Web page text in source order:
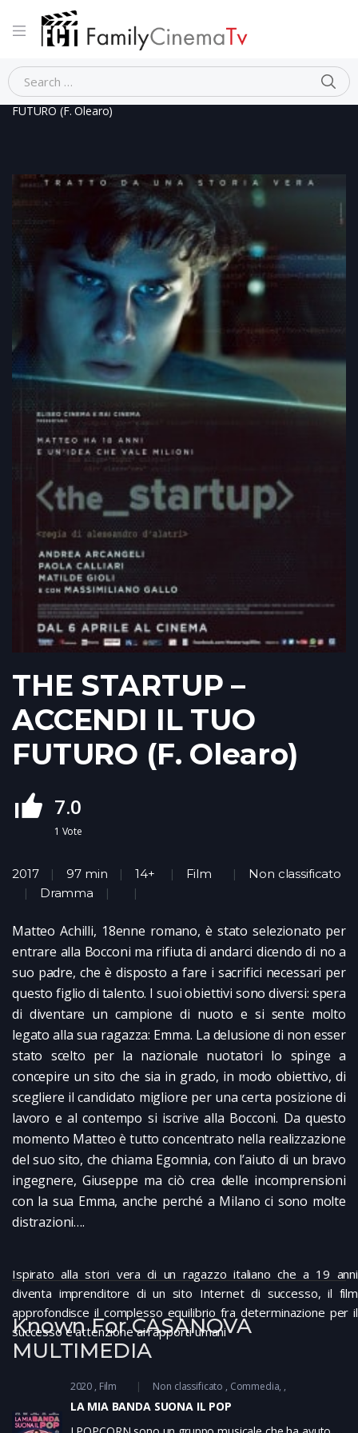
Home Dramma
FUTURO (F. Olearo)
THE STARTUP –
ACCENDI IL TUO
FUTURO (F. Olearo)
7.0
1 Vote
2017 97 min 14+ Film
Non classificato
Dramma
Matteo Achilli, 18enne romano, è stato selezionato per
entrare alla Bocconi ma rifiuta di andarci dicendo di no a
suo padre, che è disposto a fare i sacrifici necessari per
questo figlio di talento. I suoi obiettivi sono diversi: spera
di diventare un campione di nuoto e si sente molto
legato alla sua ragazza: Emma. La delusione di non esser
stato scelto per la nazionale nuotatori lo spinge a
concepire un sito che sia in grado, in modo obiettivo, di
scegliere il candidato migliore per una certa posizione di
lavoro e al contempo si iscrive alla Bocconi. Da questo
momento Matteo è tutto concentrato nella realizzazione
del suo sito, che chiama Egomnia, con l’aiuto di un bravo
ingegnere, Giuseppe ma ciò crea delle incomprensioni
con la sua Emma, anche perché a Milano ci sono molte
distrazioni….
Ispirato alla stori vera di un ragazzo italiano che a 19 anni
diventa imprenditore di un sito Internet di successo, il film
approfondisce il complesso equilibrio fra determinazione per il
successo e attenzione ai rapporti umani
Known For CASANOVA
MULTIMEDIA
2020 Film Non classificato Commedia
LA MIA BANDA SUONA IL POP